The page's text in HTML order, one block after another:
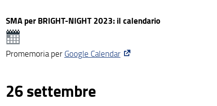
SMA per BRIGHT-NIGHT 2023: il calendario
Promemoria per Google Calendar
26 settembre